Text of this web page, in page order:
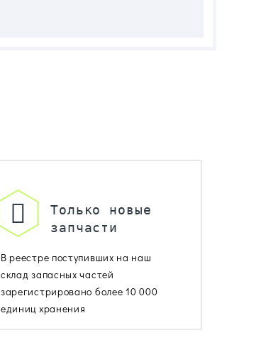
Только новые
запчасти
В реестре поступивших на наш
склад запасных частей
зарегистрировано более 10 000
единиц хранения